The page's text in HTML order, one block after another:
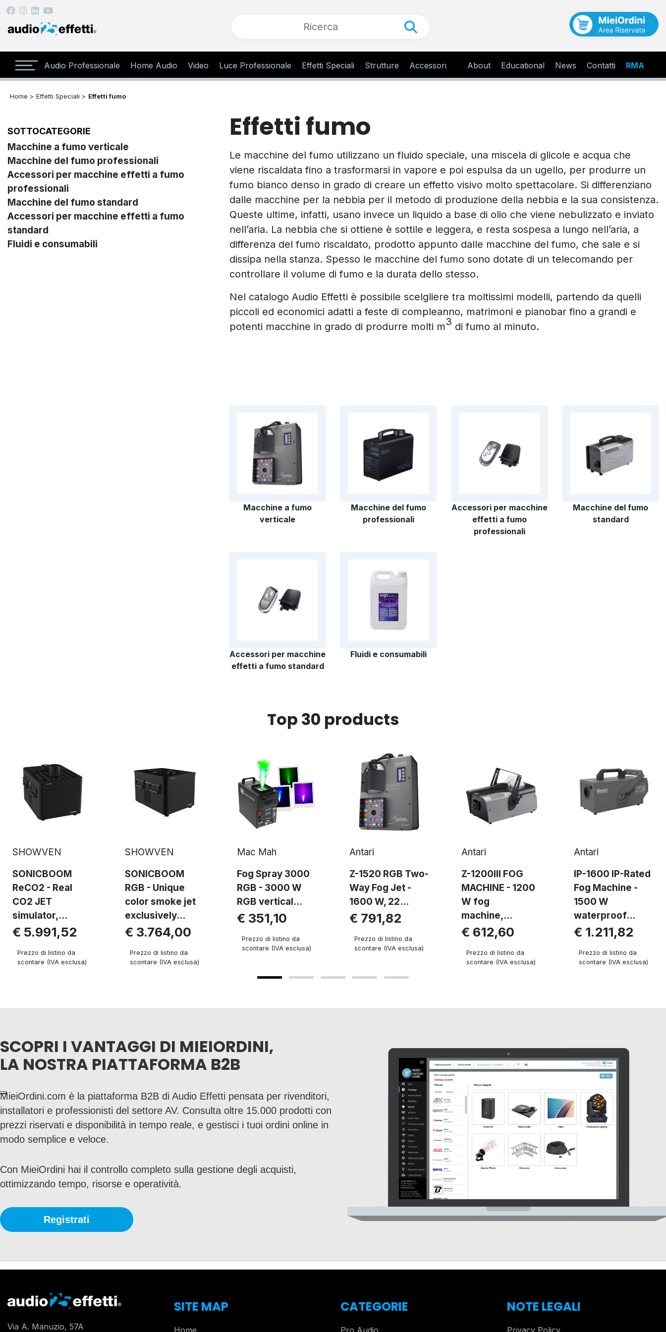
Audio Professionale Home Audio Video Luce Professionale Effetti Speciali Strutture Accessori About Educational News Contatti RMA
Home > Effetti Speciali > Effetti fumo
SOTTOCATEGORIE
Macchine a fumo verticale
Macchine del fumo professionali
Accessori per macchine effetti a fumo
professionali
Macchine del fumo standard
Accessori per macchine effetti a fumo
standard
Fluidi e consumabili
Effetti fumo
Le macchine del fumo utilizzano un fluido speciale, una miscela di glicole e acqua che
viene riscaldata fino a trasformarsi in vapore e poi espulsa da un ugello, per produrre un
fumo bianco denso in grado di creare un effetto visivo molto spettacolare. Si differenziano
dalle macchine per la nebbia per il metodo di produzione della nebbia e la sua consistenza.
Queste ultime, infatti, usano invece un liquido a base di olio che viene nebulizzato e inviato
nell’aria. La nebbia che si ottiene è sottile e leggera, e resta sospesa a lungo nell’aria, a
differenza del fumo riscaldato, prodotto appunto dalle macchine del fumo, che sale e si
dissipa nella stanza. Spesso le macchine del fumo sono dotate di un telecomando per
controllare il volume di fumo e la durata dello stesso.
Nel catalogo Audio Effetti è possibile scelgliere tra moltissimi modelli, partendo da quelli
piccoli ed economici adatti a feste di compleanno, matrimoni e pianobar fino a grandi e
potenti macchine in grado di produrre molti m3 di fumo al minuto.
Macchine a fumo
verticale
Macchine del fumo
professionali
Accessori per macchine
effetti a fumo
professionali
Macchine del fumo
standard
Accessori per macchine
effetti a fumo standard
Fluidi e consumabili
Top 30 products
SHOWVEN
SONICBOOM
ReCO2 - Real
CO2 JET
simulator,...
€ 5.991,52
Prezzo di listino da
scontare (IVA esclusa)
SHOWVEN
SONICBOOM
RGB - Unique
color smoke jet
exclusively...
€ 3.764,00
Prezzo di listino da
scontare (IVA esclusa)
Mac Mah
Fog Spray 3000
RGB - 3000 W
RGB vertical...
€ 351,10
Prezzo di listino da
scontare (IVA esclusa)
Antari
Z-1520 RGB Two-
Way Fog Jet -
1600 W, 22...
€ 791,82
Prezzo di listino da
scontare (IVA esclusa)
Antari
Z-1200III FOG
MACHINE - 1200
W fog
machine,...
€ 612,60
Prezzo di listino da
scontare (IVA esclusa)
Antari
IP-1600 IP-Rated
Fog Machine -
1500 W
waterproof...
€ 1.211,82
Prezzo di listino da
scontare (IVA esclusa)
SCOPRI I VANTAGGI DI MIEIORDINI,
LA NOSTRA PIATTAFORMA B2B
MieiOrdini.com è la piattaforma B2B di Audio Effetti pensata per rivenditori,
installatori e professionisti del settore AV. Consulta oltre 15.000 prodotti con
prezzi riservati e disponibilità in tempo reale, e gestisci i tuoi ordini online in
modo semplice e veloce.
Con MieiOrdini hai il controllo completo sulla gestione degli acquisti,
ottimizzando tempo, risorse e operatività.
Registrati
Via A. Manuzio, 57A
SITE MAP
Home
CATEGORIE
Pro Audio
NOTE LEGALI
Privacy Policy